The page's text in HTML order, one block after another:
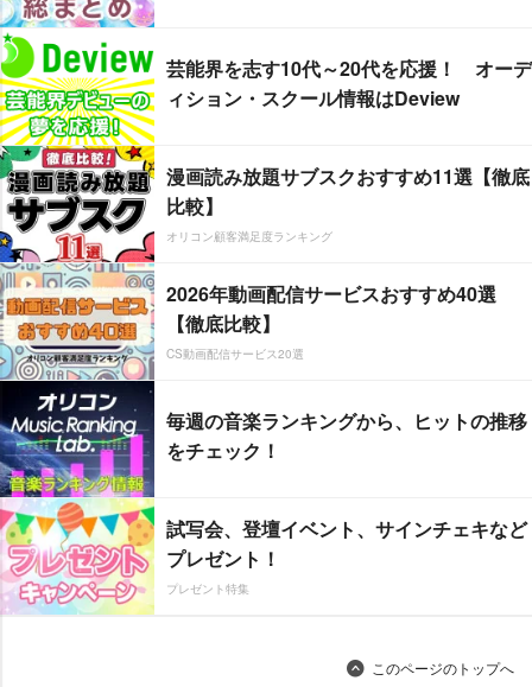
芸能界を志す10代～20代を応援！ オーデ
ィション・スクール情報はDeview
漫画読み放題サブスクおすすめ11選【徹底
比較】
オリコン顧客満足度ランキング
2026年動画配信サービスおすすめ40選
【徹底比較】
CS動画配信サービス20選
毎週の音楽ランキングから、ヒットの推移
をチェック！
試写会、登壇イベント、サインチェキなど
プレゼント！
プレゼント特集
このページのトップへ